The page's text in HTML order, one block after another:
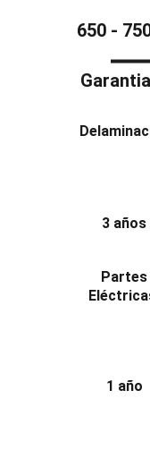
1 año
Partes
3 años
650 -